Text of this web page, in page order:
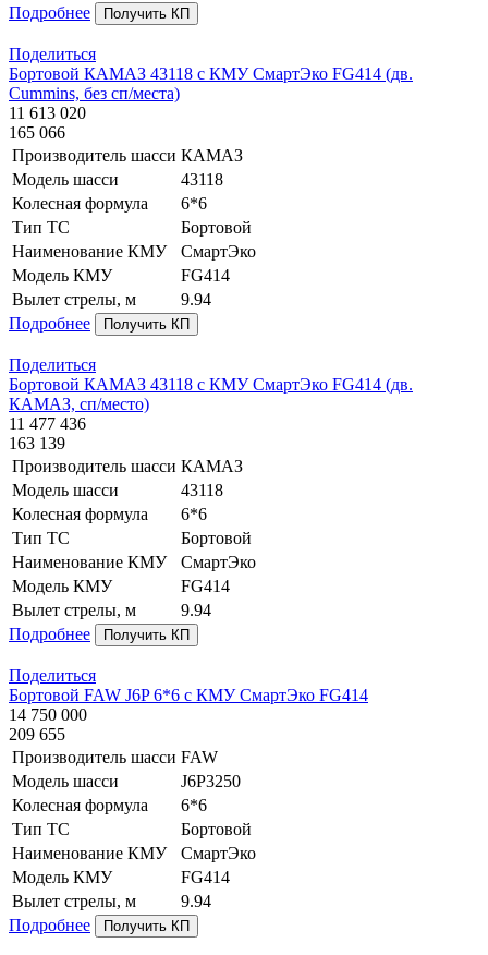
Подробнее
Получить КП
Поделиться
Бортовой КАМАЗ 43118 с КМУ СмартЭко FG414 (дв.
Cummins, без сп/места)
11 613 020
165 066
Производитель шасси КАМАЗ
Модель шасси
43118
Колесная формула
6*6
Тип ТС
Бортовой
Наименование КМУ
СмартЭко
Модель КМУ
FG414
Вылет стрелы, м
9.94
Подробнее
Получить КП
Поделиться
Бортовой КАМАЗ 43118 с КМУ СмартЭко FG414 (дв.
КАМАЗ, сп/место)
11 477 436
163 139
Производитель шасси КАМАЗ
Модель шасси
43118
Колесная формула
6*6
Тип ТС
Бортовой
Наименование КМУ
СмартЭко
Модель КМУ
FG414
Вылет стрелы, м
9.94
Подробнее
Получить КП
Поделиться
Бортовой FAW J6P 6*6 с КМУ СмартЭко FG414
14 750 000
209 655
Производитель шасси FAW
Модель шасси
J6P3250
Колесная формула
6*6
Тип ТС
Бортовой
Наименование КМУ
СмартЭко
Модель КМУ
FG414
Вылет стрелы, м
9.94
Подробнее
Получить КП